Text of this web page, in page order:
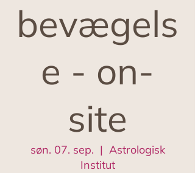
bevægels
e - on-
site
søn. 07. sep.
  |
Astrologisk
Institut